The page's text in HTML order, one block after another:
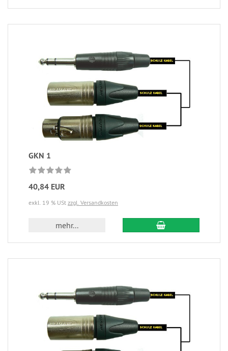
GKN 1
40,84 EUR
exkl. 19 % USt zzgl. Versandkosten
mehr...